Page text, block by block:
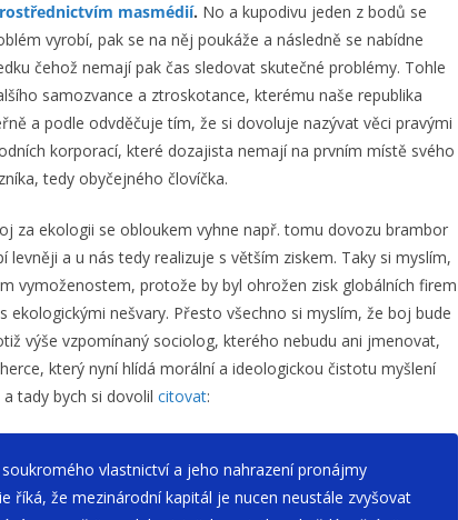
masmédií. No a kupodivu jeden z bodů se
vyrobí, pak se na něj poukáže a následně se nabídne
čehož nemají pak čas sledovat skutečné problémy. Tohle
samozvance a ztroskotance, kterému naše republika
a podle odvděčuje tím, že si dovoluje nazývat věci pravými
korporací, které dozajista nemají na prvním místě svého
tedy obyčejného človíčka.
za ekologii se obloukem vyhne např. tomu dovozu brambor
a u nás tedy realizuje s větším ziskem. Taky si myslím,
vymoženostem, protože by byl ohrožen zisk globálních firem
nešvary. Přesto všechno si myslím, že boj bude
výše vzpomínaný sociolog, kterého nebudu ani jmenovat,
který nyní hlídá morální a ideologickou čistotu myšlení
tady bych si dovolil citovat:
vlastnictví a jeho nahrazení pronájmy
říká, že mezinárodní kapitál je nucen neustále zvyšovat